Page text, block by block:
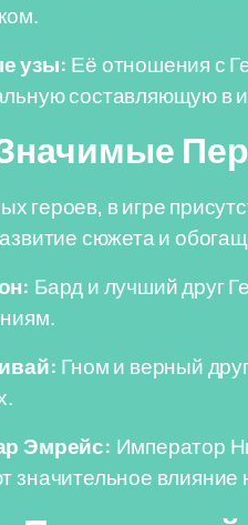
узы: Её отношения с
составляющую в
героев, в игре
сюжета и
Бард и лучший друг
Гном и верный
Эмрейс: Император
значительное влияние